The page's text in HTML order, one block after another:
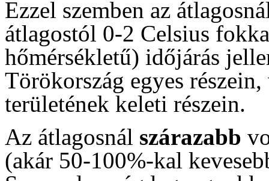
Ezzel szemben az
átlagostól 0-2 Celsius
hőmérsékletű) időjárás
Törökország egyes
területének keleti részein.
Az átlagosnál szárazabb
(akár 50-100%-kal